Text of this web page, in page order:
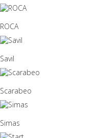
ROCA
Savil
Scarabeo
Simas